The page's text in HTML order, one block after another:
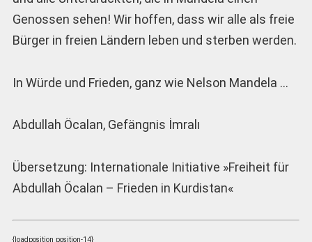
Genossen sehen! Wir hoffen, dass wir alle als freie
Bürger in freien Ländern leben und sterben werden.
In Würde und Frieden, ganz wie Nelson Mandela …
Abdullah Öcalan, Gefängnis İmralı
Übersetzung: Internationale Initiative »Freiheit für
Abdullah Öcalan – Frieden in Kurdistan«
{loadposition position-14}